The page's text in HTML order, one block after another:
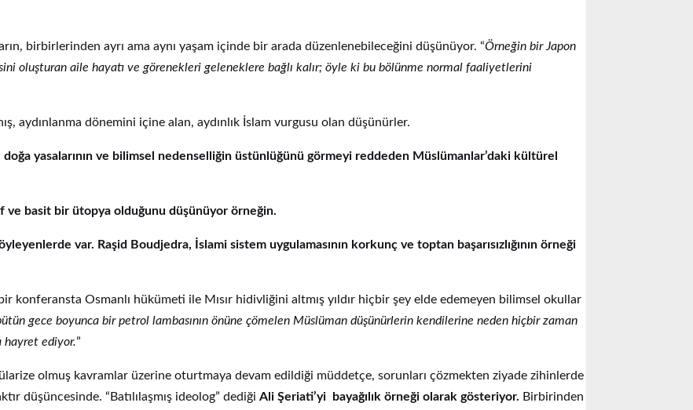
birbirlerinden ayrı ama aynı yaşam içinde bir arada düzenlenebileceğini düşünüyor. “Örneğin bir Japon
oluşturan aile hayatı ve görenekleri geleneklere bağlı kalır; öyle ki bu bölünme normal faaliyetlerini
aydınlanma dönemini içine alan, aydınlık İslam vurgusu olan düşünürler.
doğa yasalarının ve bilimsel nedenselliğin üstünlüğünü görmeyi reddeden Müslümanlar’daki kültürel
ve basit bir ütopya olduğunu düşünüyor örneğin.
var. Raşid Boudjedra, İslami sistem uygulamasının korkunç ve toptan başarısızlığının örneği
konferansta Osmanlı hükümeti ile Mısır hidivliğini altmış yıldır hiçbir şey elde edemeyen bilimsel okullar
gece boyunca bir petrol lambasının önüne çömelen Müslüman düşünürlerin kendilerine neden hiçbir zaman
hayret ediyor.”
olmuş kavramlar üzerine oturtmaya devam edildiği müddetçe, sorunları çözmekten ziyade zihinlerde
düşüncesinde. “Batılılaşmış ideolog” dediği Ali Şeriati’yi bayağılık örneği olarak gösteriyor. Birbirinden